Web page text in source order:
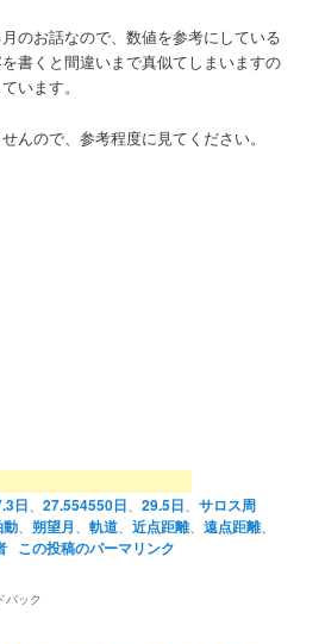
のお話なので、数値を参考にしている
書くと間違いまで真似てしまいますの
います。
んので、参考程度に見てください。
日 、27.554550日 、29.5日 、サロス周
動 、朔望月 、軌道 、近点距離、遠点距離、
この投稿のパーマリンク
バック